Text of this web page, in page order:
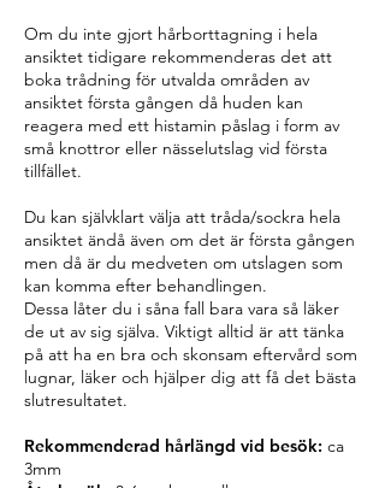
Om du inte gjort hårborttagning i hela
ansiktet tidigare rekommenderas det att
boka trådning för utvalda områden av
ansiktet första gången då huden kan
reagera med ett histamin påslag i form av
små knottror eller nässelutslag vid första
tillfället.
Du kan självklart välja att tråda/sockra hela
ansiktet ändå även om det är första gången
men då är du medveten om utslagen som
kan komma efter behandlingen.
Dessa låter du i såna fall bara vara så läker
de ut av sig själva. Viktigt alltid är att tänka
på att ha en bra och skonsam eftervård som
lugnar, läker och hjälper dig att få det bästa
slutresultatet.
Rekommenderad hårlängd vid besök: ca
3mm